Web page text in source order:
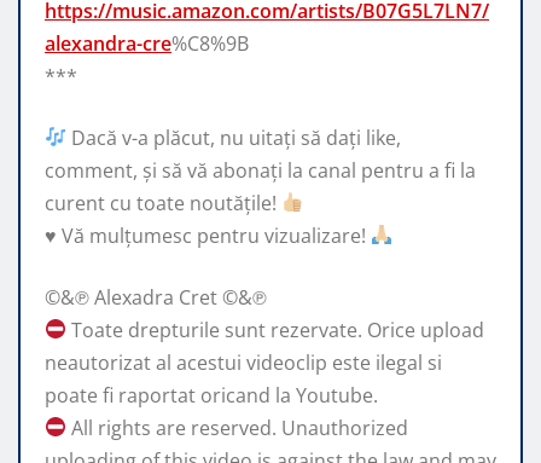
https://music.amazon.com/artists/B07G5L7LN7/
alexandra-cre%C8%9B
***
Dacă v-a plăcut, nu uitați să dați like,
comment, și să vă abonați la canal pentru a fi la
curent cu toate noutățile!
♥️ Vă mulțumesc pentru vizualizare!
©&℗ Alexadra Cret ©&℗
Toate drepturile sunt rezervate. Orice upload
neautorizat al acestui videoclip este ilegal si
poate fi raportat oricand la Youtube.
All rights are reserved. Unauthorized